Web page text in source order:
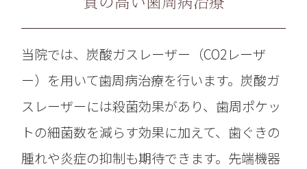
当院では、炭酸ガスレーザー（CO2レーザ
ー）を用いて歯周病治療を行います。炭酸ガ
スレーザーには殺菌効果があり、歯周ポケッ
トの細菌数を減らす効果に加えて、歯ぐきの
腫れや炎症の抑制も期待できます。先端機器